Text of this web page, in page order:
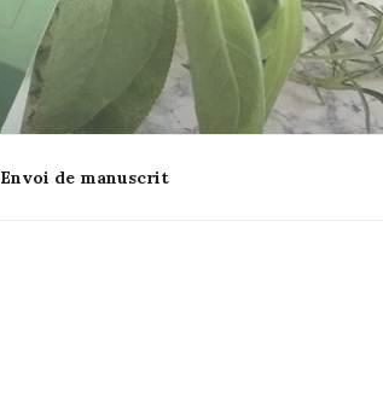
Envoi de manuscrit